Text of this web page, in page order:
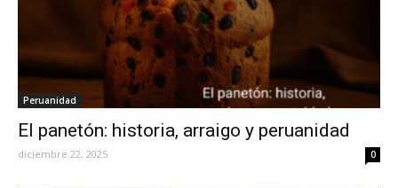
Peruanidad
El panetón: historia, arraigo y peruanidad
diciembre 22, 2025 0